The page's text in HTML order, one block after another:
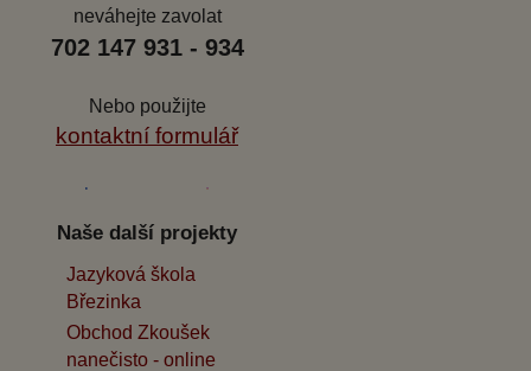
neváhejte zavolat
702 147 931 - 934
Nebo použijte
kontaktní formulář
Naše další projekty
Jazyková škola
Březinka
Obchod Zkoušek
nanečisto - online